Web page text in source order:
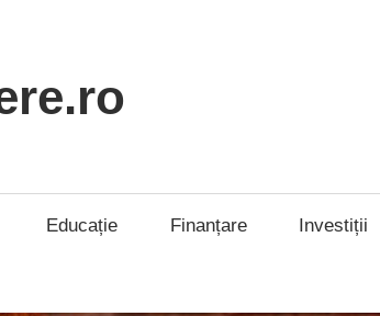
Educație Finanțare Investiții